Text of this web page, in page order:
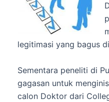
legitimasi yang bagus
Sementara peneliti di
gagasan untuk
calon Doktor dari